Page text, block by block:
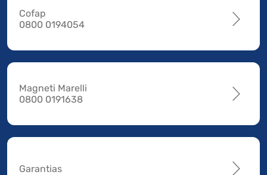
Cofap
0800 0194054
Magneti Marelli
0800 0191638
Garantias